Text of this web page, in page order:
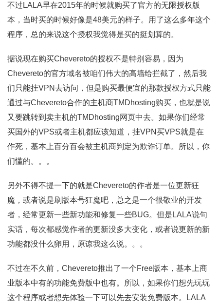
不过LALA早在2015年的时候就购买了官方的无限授权版
本，当时买的时候好像是48美元的样子。用了这么多年这个
程序，总的来说这个授权我觉得是买的挺划算的。
据说现在购买Chevereto的授权不是特别容易，因为
Chevereto的官方域名被咱们伟大的高墙给拦截了，然后我
们只能挂VPN去访问，但是购买最便宜的那款授权方式只能
通过与Chevereto合作的主机商TMDhosting购买，也就是说
又要跳转到卖主机的TMDhosting网页中去。如果你们经常
买国外的VPS或者主机都应该知道，挂VPN买VPS就是在
作死，基本上百分百会被主机商判定为欺诈订单。所以，你
们懂的。。。
另外不得不提一下的就是Chevereto的作者是一位更新狂
魔，或者说是刷版本号狂魔吧，总之是一个很敬业的开发
者，经常更新一些新功能和修复一些BUG。但是LALA说句
实话，每次都感觉作者的更新没多大变化，或者说更新的新
功能都没什么卵用，原谅我这么说。。。
不过在不久前，Chevereto推出了一个Free版本，基本上商
业版本中有的功能免费版中也有。所以，如果你们想先玩玩
这个程序或者想先体验一下可以先去安装免费版本。LALA